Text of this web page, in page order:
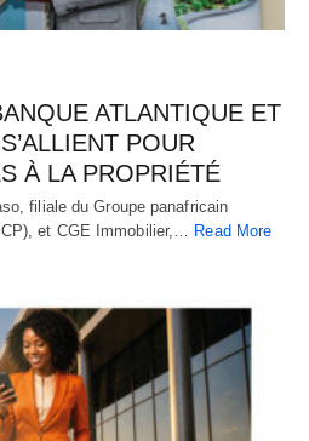
ATLANTIQUE ET
POUR
À LA PROPRIÉTÉ
filiale du Groupe panafricain
et CGE Immobilier,… Read More